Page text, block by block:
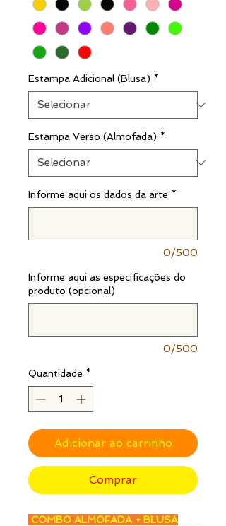
Estampa Adicional (Blusa) *
Estampa Verso (Almofada) *
Informe aqui os dados da arte *
0/500
Informe aqui as especificações do
produto (opcional)
0/500
Quantidade *
Adicionar ao carrinho
Comprar
COMBO ALMOFADA + BLUSA